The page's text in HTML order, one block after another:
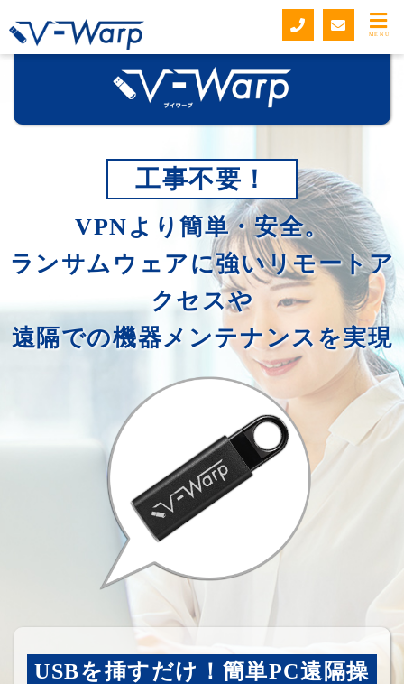
MENU
工事不要！
VPNより簡単・安全。
ランサムウェアに強いリモートア
クセスや
遠隔での機器メンテナンスを実現
USBを挿すだけ！簡単PC遠隔操